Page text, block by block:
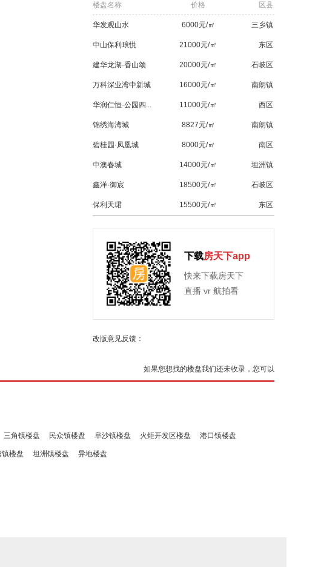
楼盘名称 价格 区县
华发观山水 6000元/㎡ 三乡镇
中山保利琅悦 21000元/㎡ 东区
建华龙湖·香山颂 20000元/㎡ 石岐区
万科深业湾中新城 16000元/㎡ 南朗镇
华润仁恒·公园四... 11000元/㎡ 西区
锦绣海湾城 8827元/㎡ 南朗镇
碧桂园·凤凰城 8000元/㎡ 南区
中澳春城 14000元/㎡ 坦洲镇
鑫洋·御宸 18500元/㎡ 石岐区
保利天珺 15500元/㎡ 东区
下载房天下app
快来下载房天下
直播 vr 航拍看
改版意见反馈：
如果您想找的楼盘我们还未收录，您可以
三角镇楼盘 民众镇楼盘 阜沙镇楼盘 火炬开发区楼盘 港口镇楼盘
镇楼盘 坦洲镇楼盘 异地楼盘